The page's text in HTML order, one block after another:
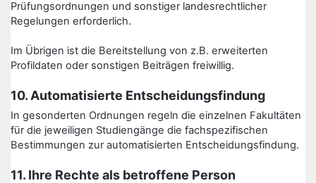
Prüfungsordnungen und sonstiger landesrechtlicher
Regelungen erforderlich.
Im Übrigen ist die Bereitstellung von z.B. erweiterten
Profildaten oder sonstigen Beiträgen freiwillig.
10. Automatisierte Entscheidungsfindung
In gesonderten Ordnungen regeln die einzelnen Fakultäten
für die jeweiligen Studiengänge die fachspezifischen
Bestimmungen zur automatisierten Entscheidungsfindung.
11. Ihre Rechte als betroffene Person